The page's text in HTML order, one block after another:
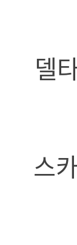
델
스